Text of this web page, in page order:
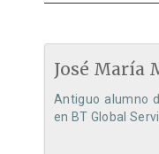
José María
Antiguo alumno
en BT Global